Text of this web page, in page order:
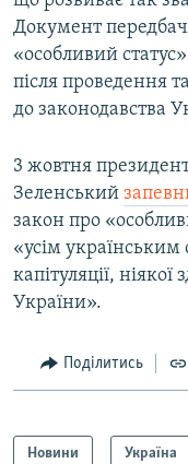
Документ
«особливий
після проведення
до законодавства
3 жовтня
Зеленський
закон про
«усім українським
капітуляції, ніякої
України».
Поділитись
Новини Україна